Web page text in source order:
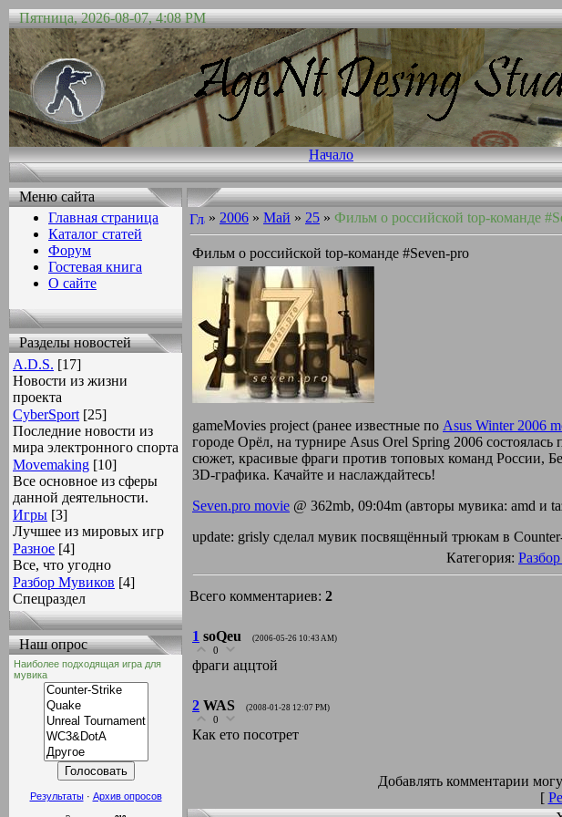
Пятница, 2026-08-07, 4:08 PM
Начало
Меню сайта
Главная страница
Каталог статей
Форум
Гостевая книга
О сайте
Разделы новостей
A.D.S. [17]
Новости из жизни
проекта
СyberSport [25]
Последние новости из
мира электронного спорта
Movemaking [10]
Все основное из сферы
данной деятельности.
Игры [3]
Лучшее из мировых игр
Разное [4]
Все, что угодно
Разбор Мувиков [4]
Спецраздел
Наш опрос
Наиболее подходящая игра для
мувика
Результаты· Архив опросов
» 2006 » Май » 25 » Фильм о российской top-команде
Фильм о российской top-команде #Seven-pro
gameMovies project (ранее известные по Asus Winter 2006
городе Орёл, на турнире Asus Orel Spring 2006
сюжет, красивые фраги против топовых команд России,
3D-графика. Качайте и наслаждайтесь!
Seven.pro movie @ 362mb, 09:04m (авторы мувика: amd и
update: grisly сделал мувик посвящённый трюкам в
Категория:
Всего комментариев: 2
1 soQeu (2006-05-26 10:43 AM)
0
фраги аццтой
2 WAS (2008-01-28 12:07 PM)
0
Как ето посотрет
Добавлять комментарии
[